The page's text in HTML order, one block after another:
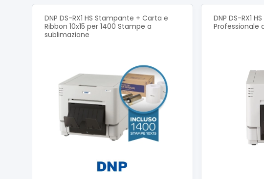
Dimensioni (LxAxP)
Sistema operativo
DNP DS-RX1 HS Stampante + Carta e
Ribbon 10x15 per 1400 Stampe a
sublimazione
DNP DS-RX1
Professionale